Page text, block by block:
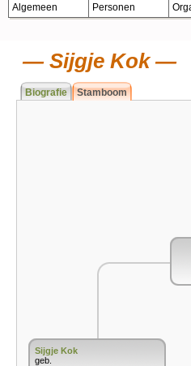
Algemeen Personen
Sijgje Kok
Biografie Stamboom
Sijgje Kok
geb.